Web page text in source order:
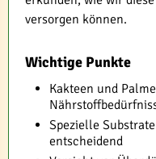
versorgen können.
Wichtige Punkte
Kakteen und
Spezielle
entscheidend